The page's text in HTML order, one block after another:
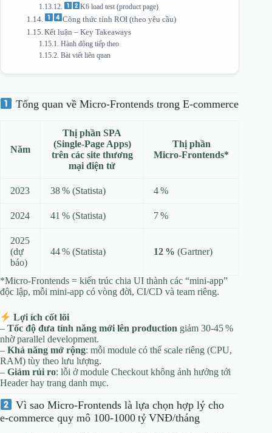
K6 load test (product page)
Công thức tính ROI (theo yêu cầu)
Kết luận – Key Takeaways
Hành động tiếp theo
Bài viết liên quan
Tổng quan về Micro‑Frontends trong E‑commerce
Năm
Thị phần SPA
(Single‑Page Apps)
trên các site thương
mại điện tử
Thị phần
Micro‑Frontends*
2023 38 % (Statista) 4 %
2024 41 % (Statista) 7 %
2025
(dự
báo)
44 % (Statista) 12 % (Gartner)
*Micro‑Frontends = kiến trúc chia UI thành các “mini‑app”
độc lập, mỗi mini‑app có vòng đời, CI/CD và team riêng.
Lợi ích cốt lõi
– Tốc độ đưa tính năng mới lên production giảm 30‑45 %
nhờ parallel development.
– Khả năng mở rộng: mỗi module có thể scale riêng (CPU,
RAM) tùy theo lưu lượng.
– Giảm rủi ro: lỗi ở module Checkout không ảnh hưởng tới
Header hay trang danh mục.
Vì sao Micro‑Frontends là lựa chọn hợp lý cho
e‑commerce quy mô 100‑1000 tỷ VNĐ/tháng